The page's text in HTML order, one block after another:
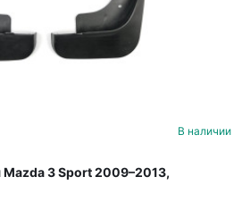
В наличии
Mazda 3 Sport 2009–2013,